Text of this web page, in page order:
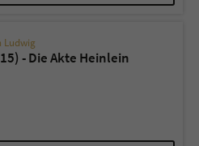
Ludwig
- Die Akte Heinlein